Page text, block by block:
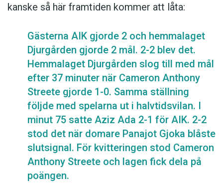
kanske så här framtiden kommer att låta:
Gästerna AIK gjorde 2 och hemmalaget
Djurgården gjorde 2 mål. 2-2 blev det.
Hemmalaget Djurgården slog till med mål
efter 37 minuter när Cameron Anthony
Streete gjorde 1-0. Samma ställning
följde med spelarna ut i halvtidsvilan. I
minut 75 satte Aziz Ada 2-1 för AIK. 2-2
stod det när domare Panajot Gjoka blåste
slutsignal. För kvitteringen stod Cameron
Anthony Streete och lagen fick dela på
poängen.